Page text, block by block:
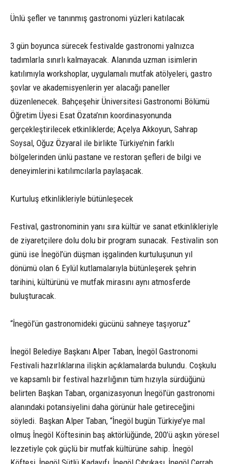
Ünlü şefler ve tanınmış gastronomi yüzleri katılacak
3 gün boyunca sürecek festivalde gastronomi yalnızca
tadımlarla sınırlı kalmayacak. Alanında uzman isimlerin
katılımıyla workshoplar, uygulamalı mutfak atölyeleri, gastro
şovlar ve akademisyenlerin yer alacağı paneller
düzenlenecek. Bahçeşehir Üniversitesi Gastronomi Bölümü
Öğretim Üyesi Esat Özata’nın koordinasyonunda
gerçekleştirilecek etkinliklerde; Açelya Akkoyun, Sahrap
Soysal, Oğuz Özyaral ile birlikte Türkiye’nin farklı
bölgelerinden ünlü pastane ve restoran şefleri de bilgi ve
deneyimlerini katılımcılarla paylaşacak.
Kurtuluş etkinlikleriyle bütünleşecek
Festival, gastronominin yanı sıra kültür ve sanat etkinlikleriyle
de ziyaretçilere dolu dolu bir program sunacak. Festivalin son
günü ise İnegöl’ün düşman işgalinden kurtuluşunun yıl
dönümü olan 6 Eylül kutlamalarıyla bütünleşerek şehrin
tarihini, kültürünü ve mutfak mirasını aynı atmosferde
buluşturacak.
“İnegöl’ün gastronomideki gücünü sahneye taşıyoruz”
İnegöl Belediye Başkanı Alper Taban, İnegöl Gastronomi
Festivali hazırlıklarına ilişkin açıklamalarda bulundu. Coşkulu
ve kapsamlı bir festival hazırlığının tüm hızıyla sürdüğünü
belirten Başkan Taban, organizasyonun İnegöl’ün gastronomi
alanındaki potansiyelini daha görünür hale getireceğini
söyledi. Başkan Alper Taban, “İnegöl bugün Türkiye’ye mal
olmuş İnegöl Köftesinin baş aktörlüğünde, 200’ü aşkın yöresel
lezzetiyle çok güçlü bir mutfak kültürüne sahip. İnegöl